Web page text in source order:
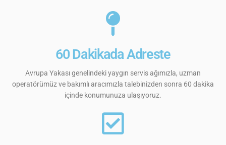
60 Dakikada Adreste
Avrupa Yakası genelindeki yaygın servis ağımızla, uzman
operatörümüz ve bakımlı aracımızla talebinizden sonra 60 dakika
içinde konumunuza ulaşıyoruz.